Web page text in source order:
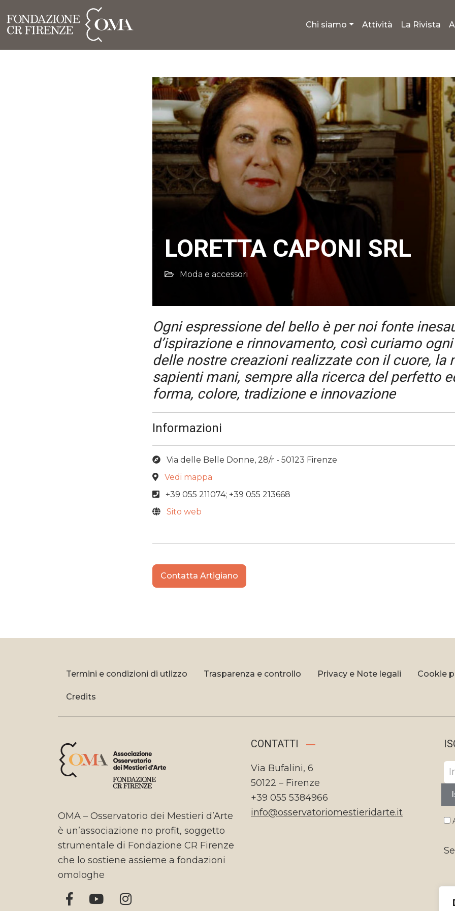
Chi siamo Attività La Rivista
LORETTA CAPONI SRL
Moda e accessori
Ogni espressione del bello è per noi fonte
d’ispirazione e rinnovamento, così curiamo
delle nostre creazioni realizzate con il cuore, la
sapienti mani, sempre alla ricerca del perfetto
forma, colore, tradizione e innovazione
Informazioni
Via delle Belle Donne, 28/r - 50123 Firenze
Vedi mappa
+39 055 211074; +39 055 213668
Sito web
Contatta Artigiano
Termini e condizioni di utlizzo Trasparenza e controllo Privacy e Note legali Cookie
Credits
OMA – Osservatorio dei Mestieri d’Arte
è un’associazione no profit, soggetto
strumentale di Fondazione CR Firenze
che lo sostiene assieme a fondazioni
omologhe
CONTATTI
Via Bufalini, 6
50122 – Firenze
+39 055 5384966
info@osservatoriomestieridarte.it